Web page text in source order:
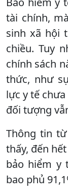
tài chính,
sinh xã hội
chiều. Tuy
chính sách
thức, như
lực y tế
đối tượng
Thông tin
thấy, đến
bảo hiểm y
bao phủ